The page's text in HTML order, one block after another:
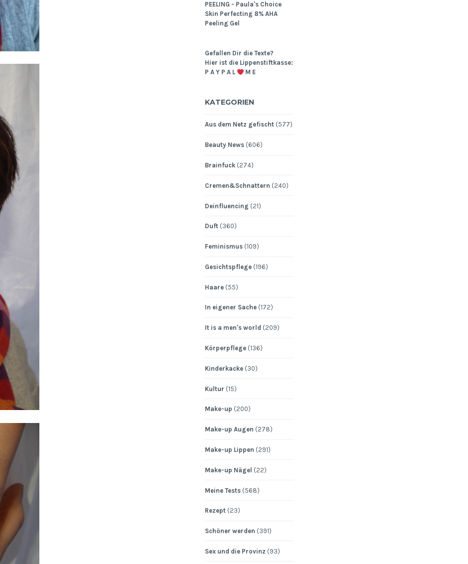
PEELING - Paula's Choice
Skin Perfecting 8% AHA
Peeling Gel
Gefallen Dir die Texte?
Hier ist die Lippenstiftkasse:
P A Y P A L
M E
KATEGORIEN
Aus dem Netz gefischt(577)
Beauty News(606)
Brainfuck(274)
Cremen&Schnattern (240)
Deinfluencing (21)
Duft(360)
Feminismus(109)
Gesichtspflege(196)
Haare(55)
In eigener Sache(172)
It is a men's world (209)
Körperpflege(136)
Kinderkacke(30)
Kultur (15)
Make-up (200)
Make-up Augen (278)
Make-up Lippen (291)
Make-up Nägel (22)
Meine Tests(568)
Rezept(23)
Schöner werden (391)
Sex und die Provinz (93)